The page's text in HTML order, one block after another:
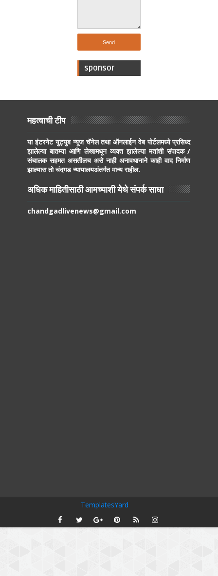
sponsor
महत्वाची टीप
या इंटरनेट युट्युब न्यूज चॅनेल तथा ऑनलाईन वेब पोर्टलमध्ये प्रसिध्द
झालेल्या बातम्या आणि लेखामधून व्यक्त झालेल्या मतांशी संपादक /
संचालक सहमत असतीलच असे नाही अनावधानाने काही वाद निर्माण
झाल्यास तो चंदगड न्यायालयअंतर्गत मान्य राहील.
अधिक माहितीसाठी आमच्याशी येथे संपर्क साधा
chandgadlivenews@gmail.com